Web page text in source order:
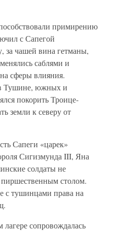
примирению
с Сапегой
чашей вина гетманы,
саблями и
сферы влияния.
Тушине, южных и
покорить Троице-
земли к северу от
Сапеги «царек»
Сигизмунда III, Яна
солдаты не
пиршественным столом.
тушинцами права на
лагере сопровождалась